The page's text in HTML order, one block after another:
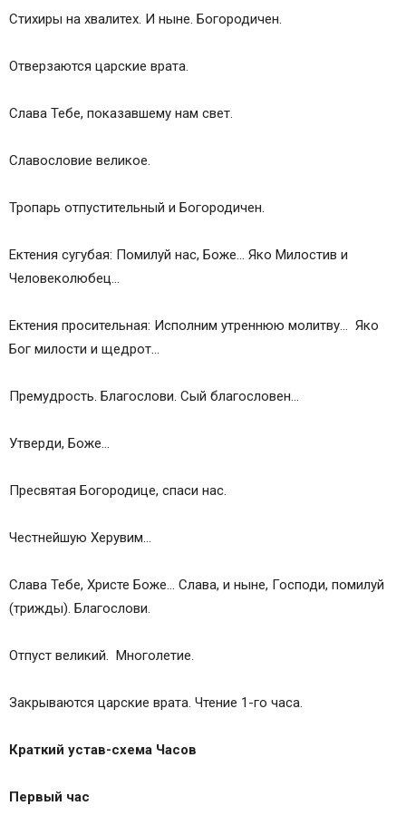
Стихиры на хвалитех. И ныне. Богородичен.
Отверзаются царские врата.
Слава Тебе, показавшему нам свет.
Славословие великое.
Тропарь отпустительный и Богородичен.
Ектения сугубая: Помилуй нас, Боже… Яко Милостив и
Человеколюбец…
Ектения просительная: Исполним утреннюю молитву… Яко
Бог милости и щедрот…
Премудрость. Благослови. Сый благословен…
Утверди, Боже…
Пресвятая Богородице, спаси нас.
Честнейшую Херувим…
Слава Тебе, Христе Боже… Слава, и ныне, Господи, помилуй
(трижды). Благослови.
Отпуст великий. Многолетие.
Закрываются царские врата. Чтение 1-го часа.
Краткий устав-схема Часов
Первый час